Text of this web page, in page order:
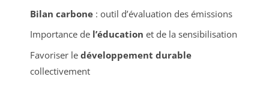
Bilan carbone: outil d’évaluation des émissions
Importance de l’éducation et de la sensibilisation
Favoriser le développement durable
collectivement